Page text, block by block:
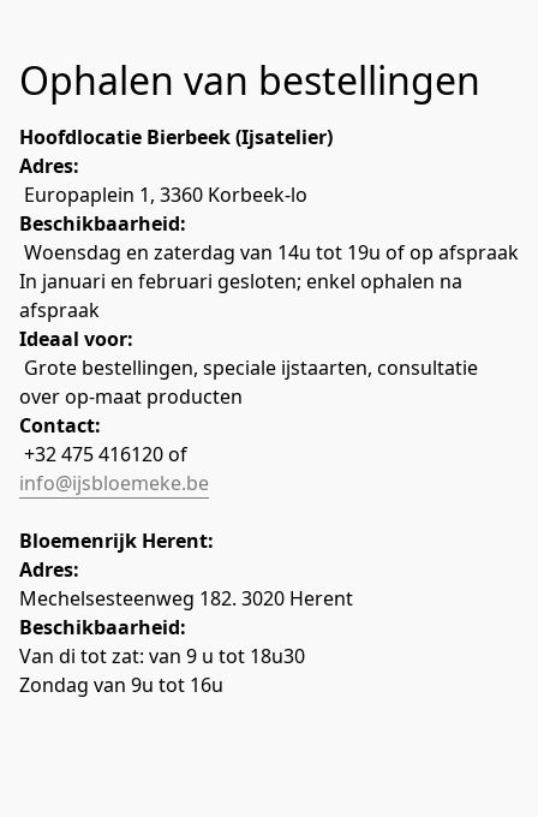
Ophalen van bestellingen
Hoofdlocatie Bierbeek (Ijsatelier)
Adres:
Europaplein 1, 3360 Korbeek-lo
Beschikbaarheid:
Woensdag en zaterdag van 14u tot 19u of op afspraak
In januari en februari gesloten; enkel ophalen na
afspraak
Ideaal voor:
over op-maat producten
Contact:
+32 475 416120 of
info@ijsbloemeke.be
Bloemenrijk Herent:
Adres:
Mechelsesteenweg 182. 3020 Herent
Beschikbaarheid:
Van di tot zat: van 9 u tot 18u30
Zondag van 9u tot 16u﻿